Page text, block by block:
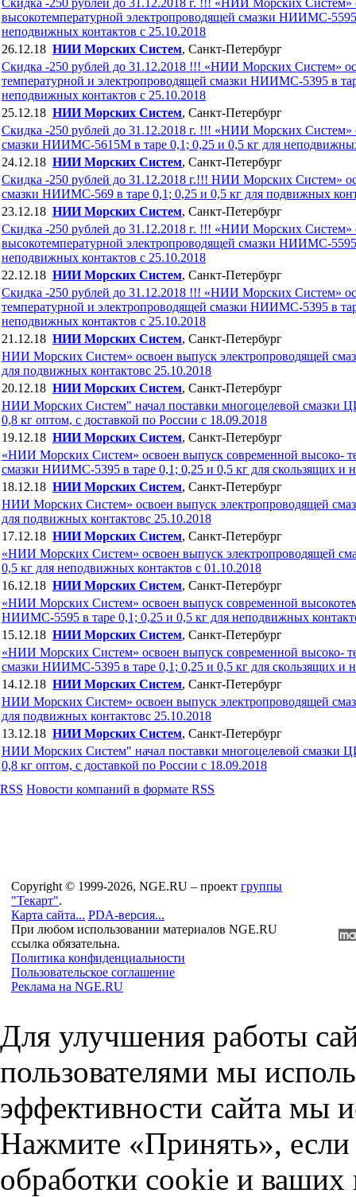
высокотемпературной электропроводящей смазки НИИМС-5595
неподвижных контактов с 25.10.2018
26.12.18 НИИ Морских Систем, Санкт-Петербург
Скидка -250 рублей до 31.12.2018 !!! «НИИ Морских Систем»
температурной и электропроводящей смазки НИИМС-5395 в
неподвижных контактов с 25.10.2018
25.12.18 НИИ Морских Систем, Санкт-Петербург
Скидка -250 рублей до 31.12.2018 г. !!! «НИИ Морских Систем»
смазки НИИМС-5615М в таре 0,1; 0,25 и 0,5 кг для
24.12.18 НИИ Морских Систем, Санкт-Петербург
Скидка -250 рублей до 31.12.2018 г.!!! НИИ Морских Систем»
смазки НИИМС-569 в таре 0,1; 0,25 и 0,5 кг для подвижных
23.12.18 НИИ Морских Систем, Санкт-Петербург
Скидка -250 рублей до 31.12.2018 г. !!! «НИИ Морских Систем»
высокотемпературной электропроводящей смазки НИИМС-5595
неподвижных контактов с 25.10.2018
22.12.18 НИИ Морских Систем, Санкт-Петербург
Скидка -250 рублей до 31.12.2018 !!! «НИИ Морских Систем»
температурной и электропроводящей смазки НИИМС-5395 в
неподвижных контактов с 25.10.2018
21.12.18 НИИ Морских Систем, Санкт-Петербург
НИИ Морских Систем» освоен выпуск электропроводящей
для подвижных контактовc 25.10.2018
20.12.18 НИИ Морских Систем, Санкт-Петербург
НИИ Морских Систем" начал поставки многоцелевой
0,8 кг оптом, с доставкой по России с 18.09.2018
19.12.18 НИИ Морских Систем, Санкт-Петербург
«НИИ Морских Систем» освоен выпуск современной высоко-
смазки НИИМС-5395 в таре 0,1; 0,25 и 0,5 кг для скользящих и
18.12.18 НИИ Морских Систем, Санкт-Петербург
НИИ Морских Систем» освоен выпуск электропроводящей
для подвижных контактовc 25.10.2018
17.12.18 НИИ Морских Систем, Санкт-Петербург
«НИИ Морских Систем» освоен выпуск электропроводящей
0,5 кг для неподвижных контактов с 01.10.2018
16.12.18 НИИ Морских Систем, Санкт-Петербург
«НИИ Морских Систем» освоен выпуск современной
НИИМС-5595 в таре 0,1; 0,25 и 0,5 кг для неподвижных
15.12.18 НИИ Морских Систем, Санкт-Петербург
«НИИ Морских Систем» освоен выпуск современной высоко-
смазки НИИМС-5395 в таре 0,1; 0,25 и 0,5 кг для скользящих и
14.12.18 НИИ Морских Систем, Санкт-Петербург
НИИ Морских Систем» освоен выпуск электропроводящей
для подвижных контактовc 25.10.2018
13.12.18 НИИ Морских Систем, Санкт-Петербург
НИИ Морских Систем" начал поставки многоцелевой
0,8 кг оптом, с доставкой по России с 18.09.2018
RSS Новости компаний в формате RSS
Copyright © 1999-2026, NGE.RU – проект группы
"Текарт".
Карта сайта... PDA-версия...
При любом использовании материалов NGE.RU
ссылка обязательна.
Политика конфиденциальности
Пользовательское соглашение
Реклама на NGE.RU
Для улучшения работы
пользователями мы
эффективности сайта мы
Нажмите «Принять», если
обработки cookie и